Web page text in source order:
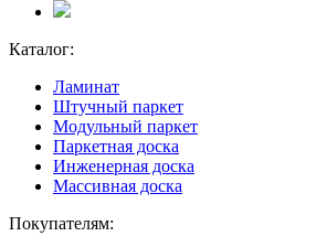
Каталог:
Ламинат
Штучный паркет
Модульный паркет
Паркетная доска
Инженерная доска
Массивная доска
Покупателям: